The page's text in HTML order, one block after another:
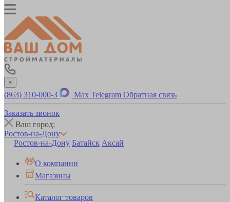
×
(863) 310-000-3 Max Telegram Обратная связь
Заказать звонок
Ваш город:
Ростов-на-Дону
Ростов-на-Дону Батайск Аксай
О компании
Магазины
Каталог товаров